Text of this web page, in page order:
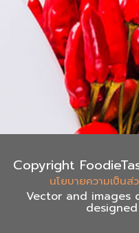
Copyright
นโยบายความเป็นส่
Vector and images